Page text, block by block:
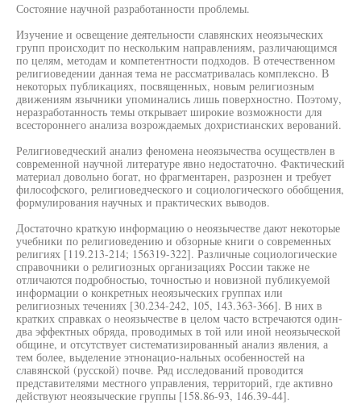
Состояние научной разработанности проблемы.
Изучение и освещение деятельности славянских неоязыческих
групп происходит по нескольким направлениям, различающимся
по целям, методам и компетентности подходов. В отечественном
религиоведении данная тема не рассматривалась комплексно. В
некоторых публикациях, посвященных, новым религиозным
движениям язычники упоминались лишь поверхностно. Поэтому,
неразработанность темы открывает широкие возможности для
всестороннего анализа возрождаемых дохристианских верований.
Религиоведческий анализ феномена неоязычества осуществлен в
современной научной литературе явно недостаточно. Фактический
материал довольно богат, но фрагментарен, разрознен и требует
философского, религиоведческого и социологического обобщения,
формулирования научных и практических выводов.
Достаточно краткую информацию о неоязычестве дают некоторые
учебники по религиоведению и обзорные книги о современных
религиях [119.213-214; 156319-322]. Различные социологические
справочники о религиозных организациях России также не
отличаются подробностью, точностью и новизной публикуемой
информации о конкретных неоязыческих группах или
религиозных течениях [30.234-242, 105, 143.363-366]. В них в
кратких справках о неоязычестве в целом часто встречаются один-
два эффектных обряда, проводимых в той или иной неоязыческой
общине, и отсутствует систематизированный анализ явления, а
тем более, выделение этнонацио-нальных особенностей на
славянской (русской) почве. Ряд исследований проводится
представителями местного управления, территорий, где активно
действуют неоязыческие группы [158.86-93, 146.39-44].